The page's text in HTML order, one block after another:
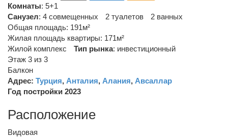
Комнаты: 5+1
Санузел: 4 совмещенных 2 туалетов
2 ванных
Общая площадь: 191м²
Жилая площадь квартиры: 171м²
Жилой комплекс
Тип рынка: инвестиционный
Этаж 3 из 3
Балкон
Адрес: Турция, Анталия, Алания, Авсаллар
Год постройки 2023
Расположение
Видовая